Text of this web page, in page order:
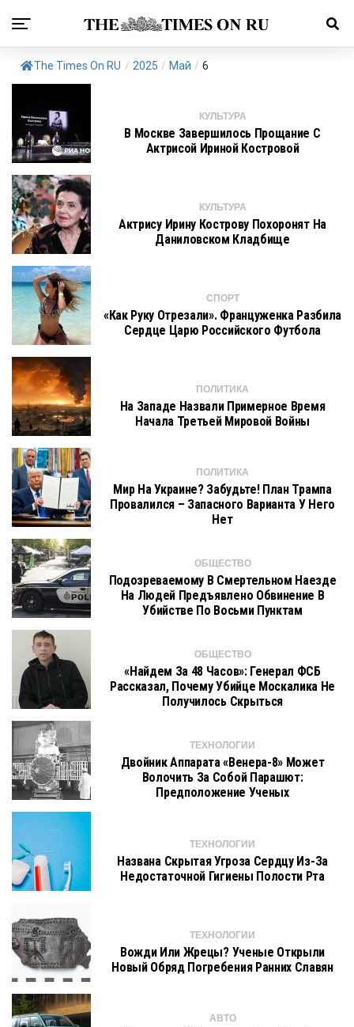
The Times On RU / 2025 / Май / 6
КУЛЬТУРА
В Москве Завершилось Прощание С
Актрисой Ириной Костровой
КУЛЬТУРА
Актрису Ирину Кострову Похоронят На
Даниловском Кладбище
СПОРТ
«Как Руку Отрезали». Француженка Разбила
Сердце Царю Российского Футбола
ПОЛИТИКА
На Западе Назвали Примерное Время
Начала Третьей Мировой Войны
ПОЛИТИКА
Мир На Украине? Забудьте! План Трампа
Провалился – Запасного Варианта У Него
Нет
ОБЩЕСТВО
Подозреваемому В Смертельном Наезде
На Людей Предъявлено Обвинение В
Убийстве По Восьми Пунктам
ОБЩЕСТВО
«Найдем За 48 Часов»: Генерал ФСБ
Рассказал, Почему Убийце Москалика Не
Получилось Скрыться
ТЕХНОЛОГИИ
Двойник Аппарата «Венера-8» Может
Волочить За Собой Парашют:
Предположение Ученых
ТЕХНОЛОГИИ
Названа Скрытая Угроза Сердцу Из-За
Недостаточной Гигиены Полости Рта
ТЕХНОЛОГИИ
Вожди Или Жрецы? Ученые Открыли
Новый Обряд Погребения Ранних Славян
АВТО